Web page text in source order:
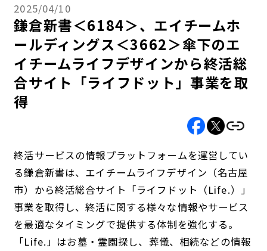
2025/04/10
鎌倉新書＜6184＞、エイチームホ
ールディングス＜3662＞傘下のエ
イチームライフデザインから終活総
合サイト「ライフドット」事業を取
得
終活サービスの情報プラットフォームを運営してい
る鎌倉新書は、エイチームライフデザイン（名古屋
市）から終活総合サイト「ライフドット（Life.）」
事業を取得し、終活に関する様々な情報やサービス
を最適なタイミングで提供する体制を強化する。
「Life.」はお墓・霊園探し、葬儀、相続などの情報